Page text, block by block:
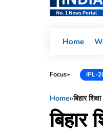
Home
Focus► IPL-
Home»बिहार
बिहार